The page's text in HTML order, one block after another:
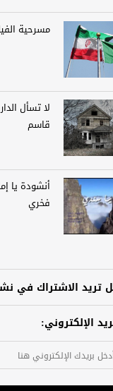
مسرحية
لا تسأل
قاسم
أنشودة يا
فخري
تريد الاشتراك في
الإلكتروني: